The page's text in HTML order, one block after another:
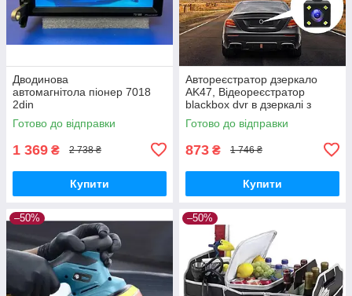
Дводинова
автомагнітола піонер 7018
2din
Bluetooth, мр3, USB, Мультим
едійна процесорна
дюймів і блютузом
Готово до відправки
1 369 ₴ 2 738 ₴
Купити
Автореєстратор дзеркало
AK47, Відеореєстратор
blackbox dvr в дзеркалі з
камерою заднього виду для
паркування, Дзеркало
Готово до відправки
873 ₴ 1 746 ₴
Купити
–50% –50%